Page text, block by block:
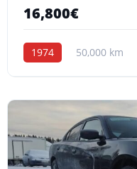
16,800€
1974 50,000 km